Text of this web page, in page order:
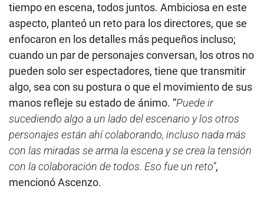
tiempo en escena, todos juntos. Ambiciosa en este
aspecto, planteó un reto para los directores, que se
enfocaron en los detalles más pequeños incluso;
cuando un par de personajes conversan, los otros no
pueden solo ser espectadores, tiene que transmitir
algo, sea con su postura o que el movimiento de sus
manos refleje su estado de ánimo. “Puede ir
sucediendo algo a un lado del escenario y los otros
personajes están ahí colaborando, incluso nada más
con las miradas se arma la escena y se crea la tensión
con la colaboración de todos. Eso fue un reto”,
mencionó Ascenzo.